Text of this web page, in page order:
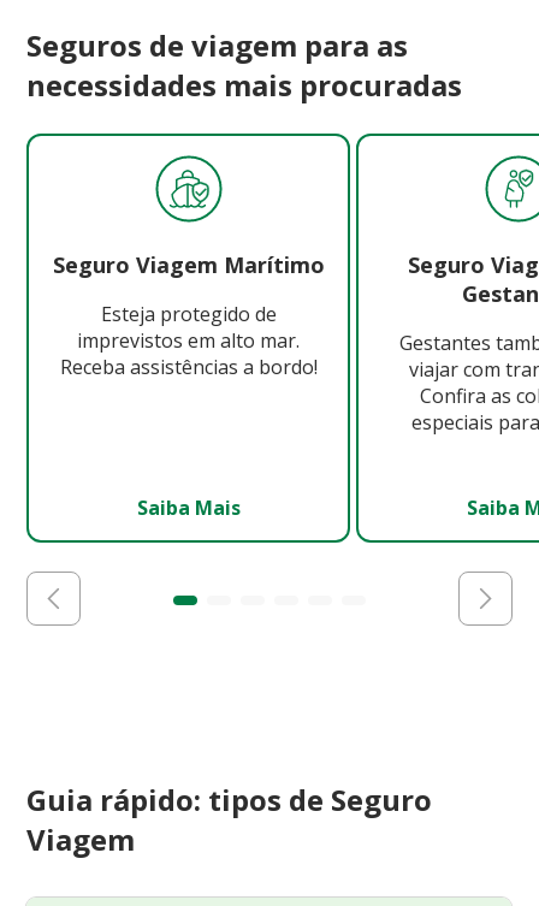
Seguros de viagem para as
necessidades mais procuradas
Seguro Viagem Marítimo
Esteja protegido de
imprevistos em alto mar.
Receba assistências a bordo!
Saiba Mais
Seguro
Gestantes
viajar com
Confira as
especiais
Saiba
Guia rápido: tipos de Seguro
Viagem